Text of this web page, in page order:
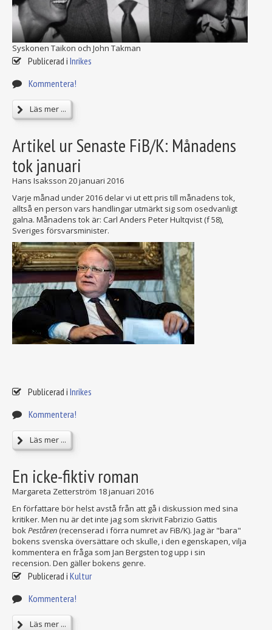
Syskonen Taikon och John Takman
Publicerad i Inrikes
Kommentera!
Läs mer ...
Artikel ur Senaste FiB/K: Månadens
tok januari
Hans Isaksson 20 januari 2016
Varje månad under 2016 delar vi ut ett pris till månadens tok,
alltså en person vars handlingar utmärkt sig som osedvanligt
galna. Månadens tok är: Carl Anders Peter Hultqvist (f 58),
Sveriges försvarsminister.
Publicerad i Inrikes
Kommentera!
Läs mer ...
En icke-fiktiv roman
Margareta Zetterström 18 januari 2016
En författare bör helst avstå från att gå i diskussion med sina
kritiker. Men nu är det inte jag som skrivit Fabrizio Gattis
bokPeståren (recenserad i förra numret av FiB/K). Jag är "bara"
bokens svenska översättare och skulle, i den egenskapen, vilja
kommentera en fråga som Jan Bergsten tog upp i sin
recension. Den gäller bokens genre.
Publicerad i Kultur
Kommentera!
Läs mer ...